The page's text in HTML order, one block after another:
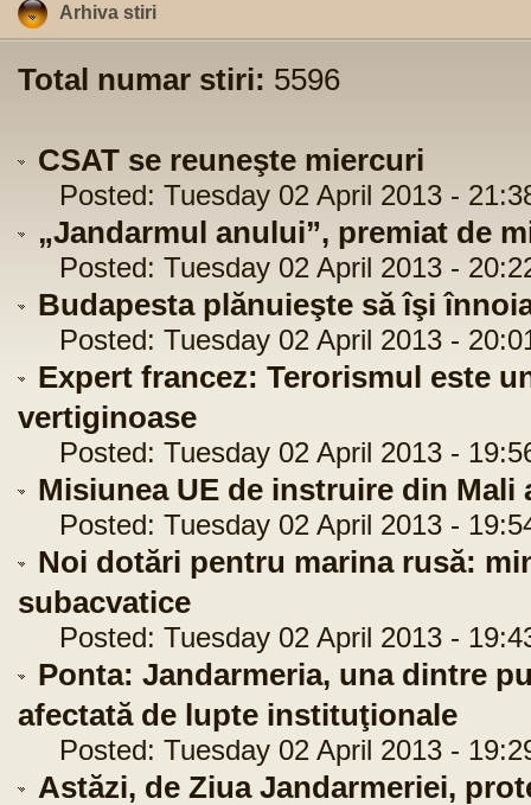
Arhiva stiri
Total numar stiri: 5596
CSAT se reuneşte miercuri
Posted: Tuesday 02 April 2013 -
„Jandarmul anului”, premiat de
Posted: Tuesday 02 April 2013 -
Budapesta plănuieşte să îşi
Posted: Tuesday 02 April 2013 -
Expert francez: Terorismul este
vertiginoase
Posted: Tuesday 02 April 2013 -
Misiunea UE de instruire din Mali
Posted: Tuesday 02 April 2013 -
Noi dotări pentru marina rusă:
subacvatice
Posted: Tuesday 02 April 2013 -
Ponta: Jandarmeria, una dintre
afectată de lupte instituţionale
Posted: Tuesday 02 April 2013 -
Astăzi, de Ziua Jandarmeriei,